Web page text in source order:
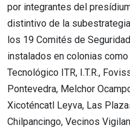
por integrantes del
distintivo de la
los 19 Comités de
instalados en colonias
Tecnológico ITR, I.T.R.,
Pontevedra, Melchor
Xicoténcatl Leyva, Las
Chilpancingo, Vecinos